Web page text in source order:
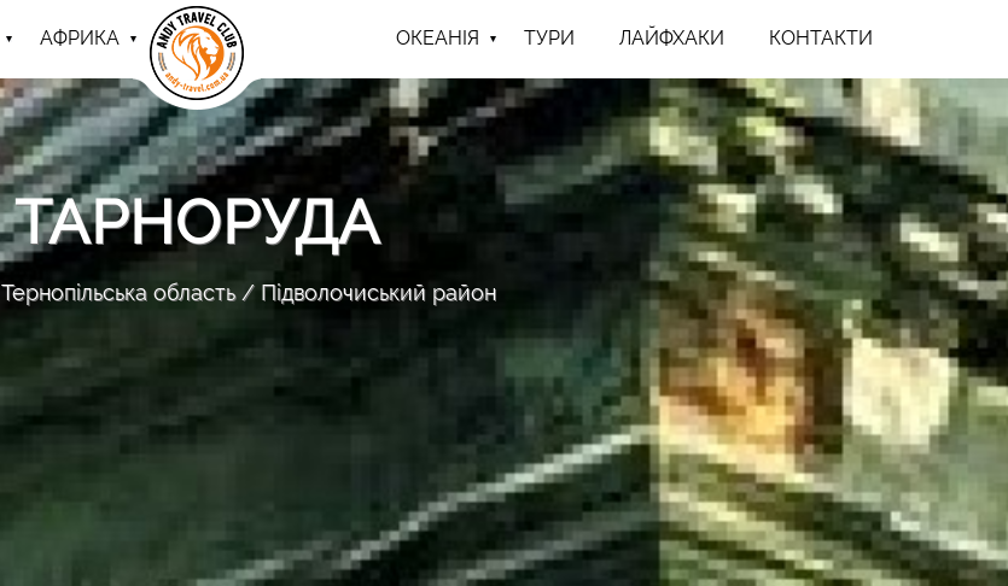
АФРИКА ОКЕАНІЯ ТУРИ ЛАЙФХАКИ КОНТАКТИ
ТАРНОРУДА
Тернопільська область Підволочиський район